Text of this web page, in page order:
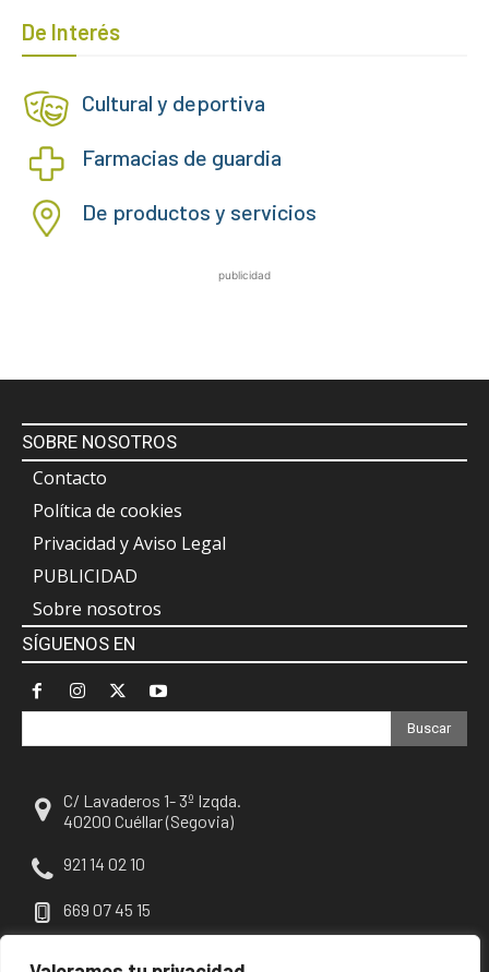
De Interés
Cultural y deportiva
Farmacias de guardia
De productos y servicios
publicidad
SOBRE NOSOTROS
Contacto
Política de cookies
Privacidad y Aviso Legal
PUBLICIDAD
Sobre nosotros
SÍGUENOS EN
Buscar
C/ Lavaderos 1- 3º Izqda.
40200 Cuéllar (Segovia)
921 14 02 10
669 07 45 15